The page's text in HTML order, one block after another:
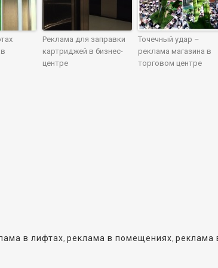
Реклама для заправки
картриджей в бизнес-
центре
Точечный удар –
реклама магазина в
торговом центре
в лифтах, реклама в помещениях, реклама